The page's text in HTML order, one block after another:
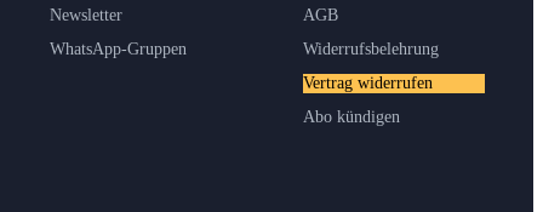
Newsletter
WhatsApp-Gruppen
AGB
Widerrufsbelehrung
Vertrag widerrufen
Abo kündigen